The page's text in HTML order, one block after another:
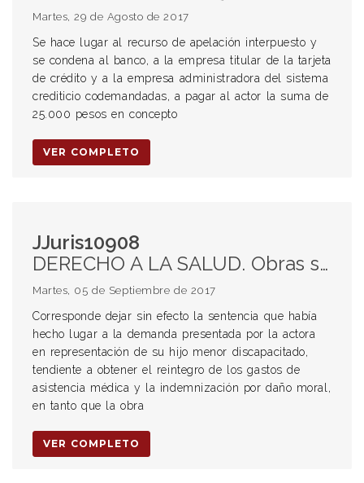
Martes, 29 de Agosto de 2017
Se hace lugar al recurso de apelación interpuesto y
se condena al banco, a la empresa titular de la tarjeta
de crédito y a la empresa administradora del sistema
crediticio codemandadas, a pagar al actor la suma de
25.000 pesos en concepto
VER COMPLETO
JJuris10908
DERECHO A LA SALUD. Obras sociales. Recurso extraordinario.
Martes, 05 de Septiembre de 2017
Corresponde dejar sin efecto la sentencia que había
hecho lugar a la demanda presentada por la actora
en representación de su hijo menor discapacitado,
tendiente a obtener el reintegro de los gastos de
asistencia médica y la indemnización por daño moral,
en tanto que la obra
VER COMPLETO